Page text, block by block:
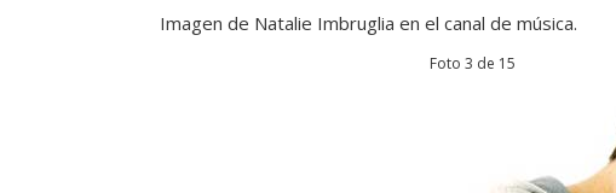
Imagen de Natalie Imbruglia en el canal de música.
Foto 3 de 15